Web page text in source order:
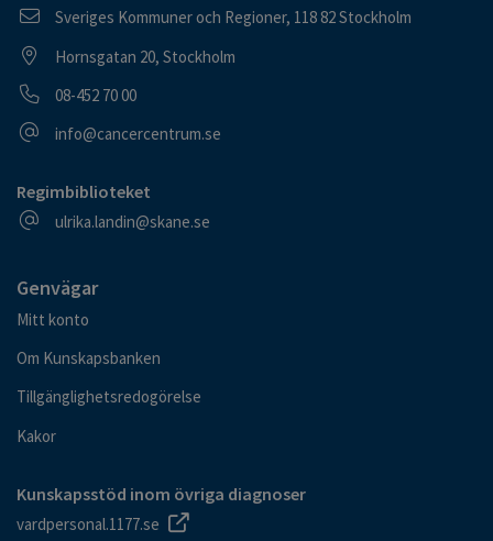
Postadress
Sveriges Kommuner och Regioner, 118 82 Stockholm
Besöksadress
Hornsgatan 20, Stockholm
Telefonnummer
08-452 70 00
E-postadress
info@cancercentrum.se
Regimbiblioteket
E-postadress
ulrika.landin@skane.se
Genvägar
Mitt konto
Om Kunskapsbanken
Tillgänglighetsredogörelse
Kakor
Kunskapsstöd inom övriga diagnoser
vardpersonal.1177.se